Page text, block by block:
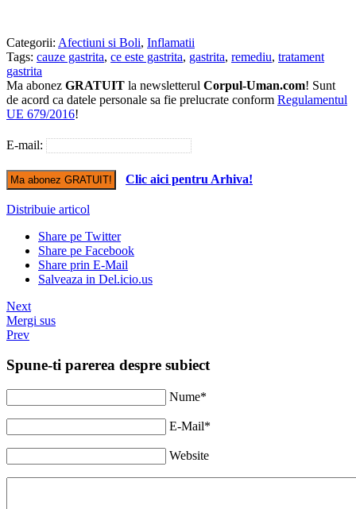
Categorii: Afectiuni si Boli, Inflamatii
Tags: cauze gastrita, ce este gastrita, gastrita, remediu, tratament
gastrita
Ma abonez GRATUIT la newsletterul Corpul-Uman.com! Sunt
de acord ca datele personale sa fie prelucrate conform Regulamentul
UE 679/2016!
E-mail:
Clic aici pentru Arhiva!
Distribuie articol
Share pe Twitter
Share pe Facebook
Share prin E-Mail
Salveaza in Del.icio.us
Next
Mergi sus
Prev
Spune-ti parerea despre subiect
Nume*
E-Mail*
Website